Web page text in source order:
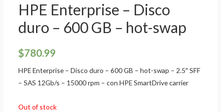
HPE Enterprise – Disco
duro – 600 GB – hot-swap
$780.99
HPE Enterprise – Disco duro – 600 GB – hot-swap – 2.5″ SFF
– SAS 12Gb/s – 15000 rpm – con HPE SmartDrive carrier
Out of stock